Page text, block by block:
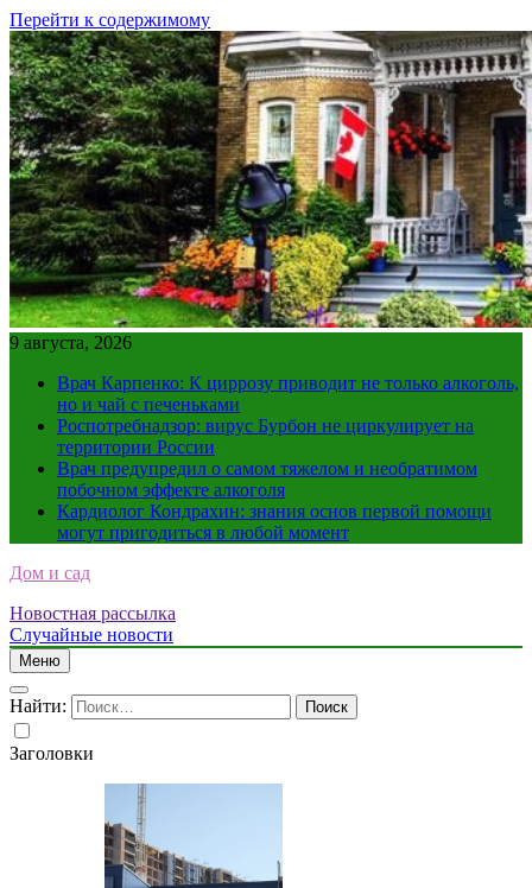
Перейти к содержимому
9 августа, 2026
Врач Карпенко: К циррозу приводит не только алкоголь,
но и чай с печеньками
Роспотребнадзор: вирус Бурбон не циркулирует на
территории России
Врач предупредил о самом тяжелом и необратимом
побочном эффекте алкоголя
Кардиолог Кондрахин: знания основ первой помощи
могут пригодиться в любой момент
Дом и сад
Новостная рассылка
Случайные новости
Меню
Найти:
Заголовки